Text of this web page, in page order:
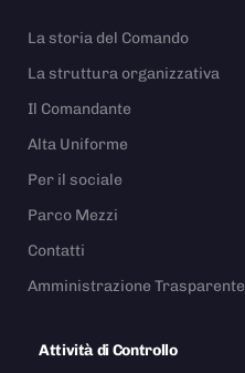
La storia del Comando
La struttura organizzativa
Il Comandante
Alta Uniforme
Per il sociale
Parco Mezzi
Contatti
Amministrazione Trasparente
Attività di Controllo